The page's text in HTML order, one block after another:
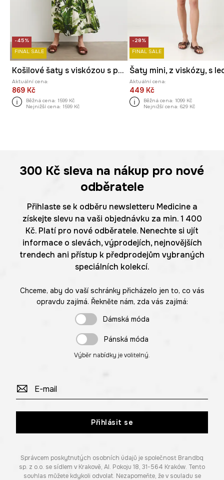
-45%
FINAL SALE
Košilové šaty s viskózou s páskem
Aktuální cena:
869 Kč
Běžná cena: 1599 Kč
Nejnižší cena: 1599 Kč
-28%
FINAL SALE
Aktuální cena:
449 Kč
Běžná cena: 1099 Kč
Nejnižší cena: 629 Kč
300 Kč sleva na nákup pro nové
odběratele
Přihlaste se k odběru newsletteru Medicine a
získejte slevu na vaši objednávku za min. 1 400
Kč. Platí pro nové odběratele. Nenechte si ujít
informace o slevách, výprodejích, nejnovějších
trendech ani přístup k předprodejům vybraných
speciálních kolekcí.
Chceme, aby do vaší schránky přicházelo jen to, co vás
opravdu zajímá. Řekněte nám, zda vás zajímá:
Dámská móda
Pánská móda
Výběr nabídky je volitelný.
Přihlásit se
Správcem poskytnutých osobních údajů je společnost Brandbq
sp. z o.o. se sídlem v Krakově, Al. Pokoju 18, 31-564 Kraków. Tento
souhlas můžete kdykoli odvolat. Nezapomeňte, že v souladu se